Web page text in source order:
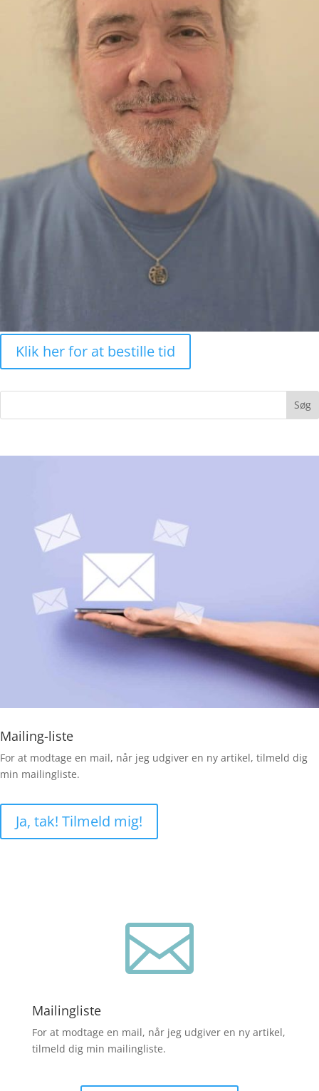
Klik her for at bestille tid
Søg
Mailing-liste
For at modtage en mail, når jeg udgiver en ny artikel, tilmeld dig
min mailingliste.
Ja, tak! Tilmeld mig!

Mailingliste
For at modtage en mail, når jeg udgiver en ny artikel,
tilmeld dig min mailingliste.